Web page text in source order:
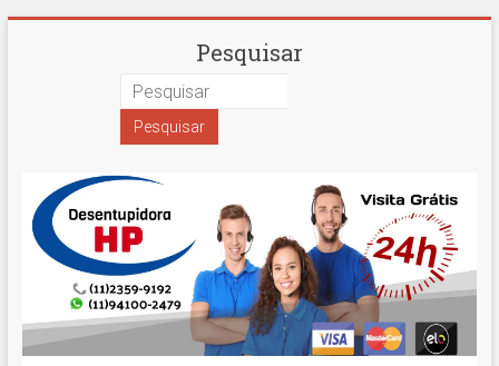
Desentupidora
Paulo
Hidro
Prime
Pesquisar